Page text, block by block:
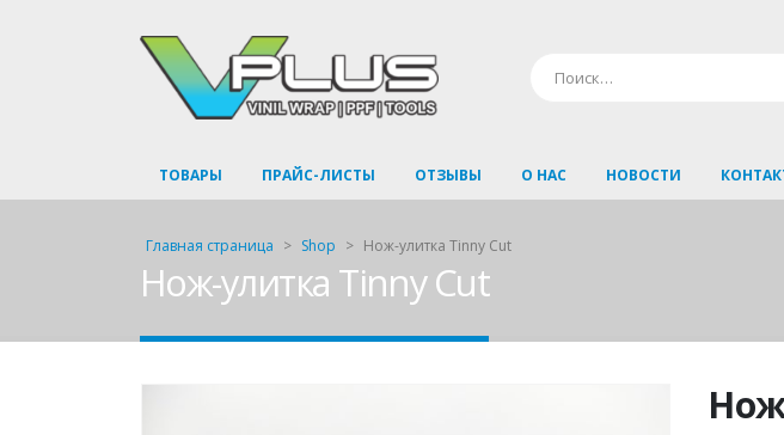
ТОВАРЫ ПРАЙС-ЛИСТЫ ОТЗЫВЫ О НАС НОВОСТИ
Главная страница > Shop > Нож-улитка Tinny Cut
Нож-улитка Tinny Cut